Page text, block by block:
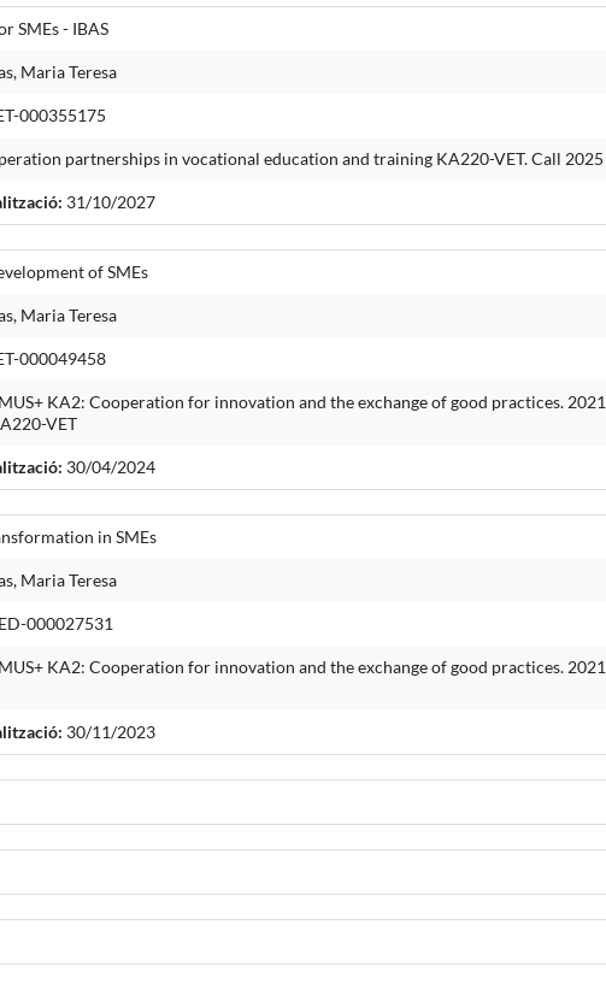
SMEs - IBAS
Maria Teresa
000355175
partnerships in vocational education and training KA220-VET. Call 2025
31/10/2027
of SMEs
Maria Teresa
000049458
KA2: Cooperation for innovation and the exchange of good practices.
VET
30/04/2024
in SMEs
Maria Teresa
000027531
KA2: Cooperation for innovation and the exchange of good practices.
30/11/2023